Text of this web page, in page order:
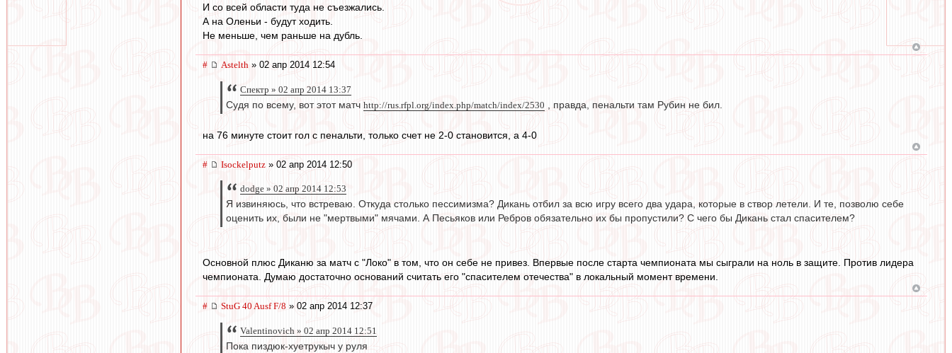
И со всей области туда не съезжались.
А на Оленьи - будут ходить.
Не меньше, чем раньше на дубль.
# Astelth » 02 апр 2014 12:54
Спектр » 02 апр 2014 13:37
Судя по всему, вот этот матч http://rus.rfpl.org/index.php/match/index/2530 , правда, пенальти там Рубин не бил.
на 76 минуте стоит гол с пенальти, только счет не 2-0 становится, а 4-0
# Isockelputz » 02 апр 2014 12:50
dodge » 02 апр 2014 12:53
Я извиняюсь, что встреваю. Откуда столько пессимизма? Дикань отбил за всю игру всего два удара, которые в створ летели. И те, позволю себе
оценить их, были не "мертвыми" мячами. А Песьяков или Ребров обязательно их бы пропустили? С чего бы Дикань стал спасителем?
Основной плюс Диканю за матч с "Локо" в том, что он себе не привез. Впервые после старта чемпионата мы сыграли на ноль в защите. Против лидера
чемпионата. Думаю достаточно оснований считать его "спасителем отечества" в локальный момент времени.
# StuG 40 Ausf F/8 » 02 апр 2014 12:37
Valentinovich » 02 апр 2014 12:51
Пока пиздюк-хуетрукыч у руля